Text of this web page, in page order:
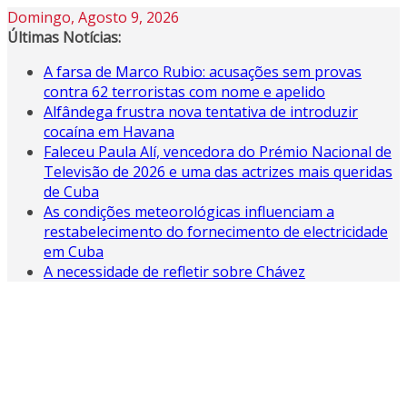
Skip
to
Domingo, Agosto 9, 2026
Últimas Notícias:
A farsa de Marco Rubio: acusações sem provas
contra 62 terroristas com nome e apelido
Alfândega frustra nova tentativa de introduzir
cocaína em Havana
Faleceu Paula Alí, vencedora do Prémio Nacional de
Televisão de 2026 e uma das actrizes mais queridas
de Cuba
As condições meteorológicas influenciam a
restabelecimento do fornecimento de electricidade
em Cuba
A necessidade de refletir sobre Chávez